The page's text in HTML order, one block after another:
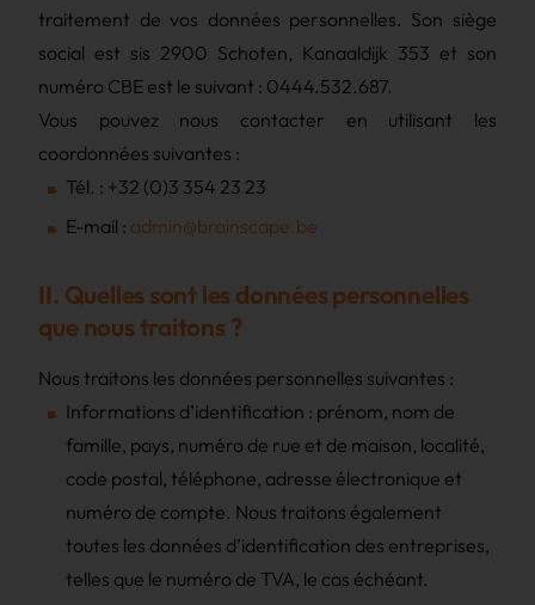
traitement de vos données personnelles. Son siège
social est sis 2900 Schoten, Kanaaldijk 353 et son
numéro CBE est le suivant : 0444.532.687.
Vous pouvez nous contacter en utilisant les
coordonnées suivantes :
Tél. : +32 (0)3 354 23 23
E-mail : admin@brainscape.be
II. Quelles sont les données personnelles
que nous traitons ?
Nous traitons les données personnelles suivantes :
Informations d’identification : prénom, nom de
famille, pays, numéro de rue et de maison, localité,
code postal, téléphone, adresse électronique et
numéro de compte. Nous traitons également
toutes les données d’identification des entreprises,
telles que le numéro de TVA, le cas échéant.